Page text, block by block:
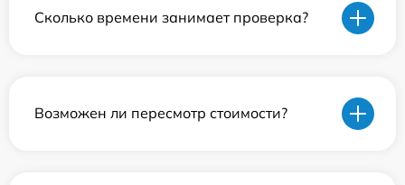
Сколько времени занимает проверка?
Возможен ли пересмотр стоимости?